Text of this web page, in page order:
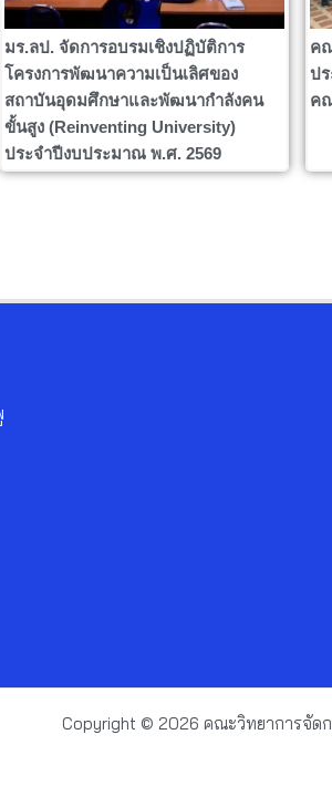
มร.ลป. จัดการอบรมเชิงปฏิบัติการ
โครงการพัฒนาความเป็นเลิศของ
สถาบันอุดมศึกษาและพัฒนากำลังคน
ขั้นสูง (Reinventing University)
ประจำปีงบประมาณ พ.ศ. 2569
ค
ป
ค
Copyright © 2026 คณะวิทยาการจัด